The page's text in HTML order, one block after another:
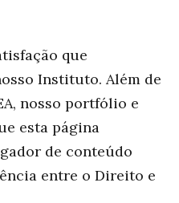
que
Instituto. Além de
nosso portfólio e
esta página
de conteúdo
entre o Direito e